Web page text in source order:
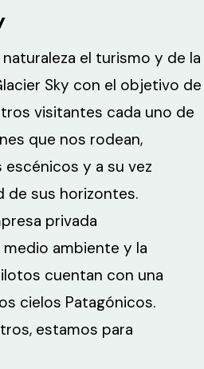
el turismo y de la
Sky con el objetivo de
visitantes cada uno de
que nos rodean,
y a su vez
de sus horizontes.
privada
ambiente y la
cuentan con una
cielos Patagónicos.
estamos para